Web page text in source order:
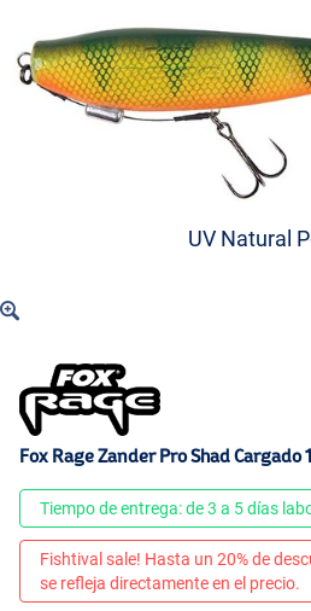
UV Natural
Fox Rage Zander Pro Shad Cargado
Tiempo de entrega: de 3 a 5 días
Fishtival sale! Hasta un 20% de
se refleja directamente en el precio.